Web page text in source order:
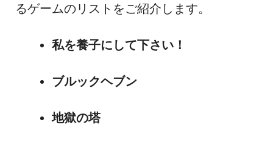
るゲームのリストをご紹介します。
私を養子にして下さい！
ブルックヘブン
地獄の塔